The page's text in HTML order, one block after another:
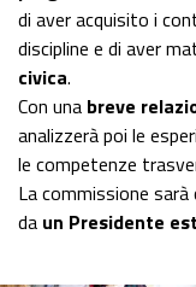
di aver acquisito i
discipline e di aver
civica.
Con una breve
analizzerà poi le
le competenze
La commissione
da un Presidente